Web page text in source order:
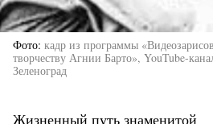
Фото кадр из программы
творчеству Агнии Барто», YouTube-
Зеленоград
Жизненный путь знаменитой